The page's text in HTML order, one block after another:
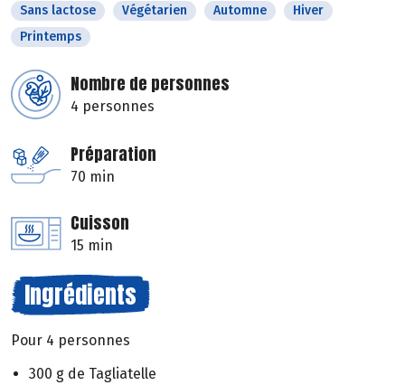
Sans lactose
Végétarien Automne
Hiver
Printemps
Nombre de personnes
4 personnes
Préparation
70 min
Cuisson
15 min
Ingrédients
Pour 4 personnes
300 g de Tagliatelle